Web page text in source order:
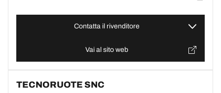
Contatta il rivenditore
Vai al sito web
TECNORUOTE SNC